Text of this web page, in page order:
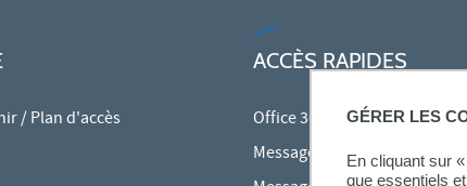
GÉRER LES
En cliquant sur
que essentiels
/ Plan d'accès
ACCÈS RAPIDES
Office 365
Messagerie des personnels